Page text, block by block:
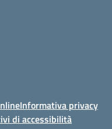
Informativa privacy
di accessibilità